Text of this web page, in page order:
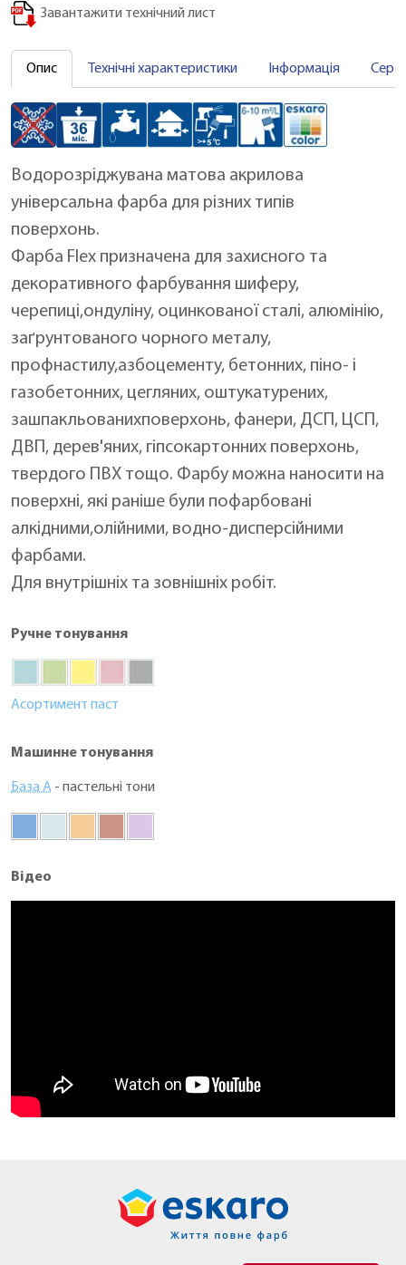
Завантажити технічний лист
Опис Технічні характеристики Інформація
Водорозріджувана матова акрилова
універсальна фарба для різних типів
поверхонь.
Фарба Flex призначена для захисного та
декоративного фарбування шиферу,
черепиці,ондуліну, оцинкованої сталі, алюмінію,
заґрунтованого чорного металу,
профнастилу,азбоцементу, бетонних, піно- і
газобетонних, цегляних, оштукатурених,
зашпакльованихповерхонь, фанери, ДСП, ЦСП,
ДВП, дерев'яних, гіпсокартонних поверхонь,
твердого ПВХ тощо. Фарбу можна наносити на
поверхні, які раніше були пофарбовані
алкідними,олійними, водно-дисперсійними
фарбами.
Для внутрішніх та зовнішніх робіт.
Ручне тонування
Асортимент паст
Машинне тонування
База А - пастельні тони
Відео